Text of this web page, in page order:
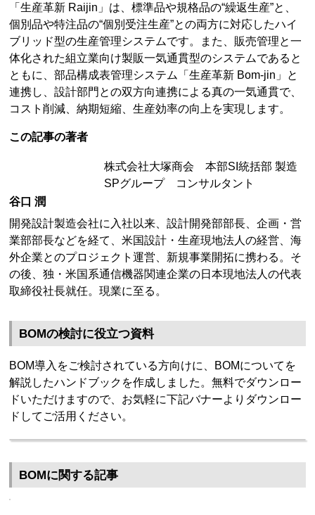
「生産革新 Raijin」は、標準品や規格品の“繰返生産”と、
個別品や特注品の“個別受注生産”との両方に対応したハイ
ブリッド型の生産管理システムです。また、販売管理と一
体化された組立業向け製販一気通貫型のシステムであると
ともに、部品構成表管理システム「生産革新 Bom-jin」と
連携し、設計部門との双方向連携による真の一気通貫で、
コスト削減、納期短縮、生産効率の向上を実現します。
この記事の著者
株式会社大塚商会 本部SI統括部 製造
SPグループ コンサルタント
谷口 潤
開発設計製造会社に入社以来、設計開発部部長、企画・営
業部部長などを経て、米国設計・生産現地法人の経営、海
外企業とのプロジェクト運営、新規事業開拓に携わる。そ
の後、独・米国系通信機器関連企業の日本現地法人の代表
取締役社長就任。現業に至る。
BOMの検討に役立つ資料
BOM導入をご検討されている方向けに、BOMについてを
解説したハンドブックを作成しました。無料でダウンロー
ドいただけますので、お気軽に下記バナーよりダウンロー
ドしてご活用ください。
BOMに関する記事